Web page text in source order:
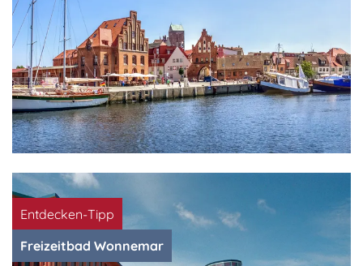
Entdecken-Tipp
Freizeitbad Wonnemar